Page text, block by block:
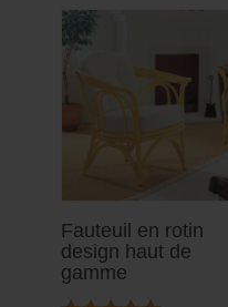
Fauteuil en rotin
design haut de
gamme